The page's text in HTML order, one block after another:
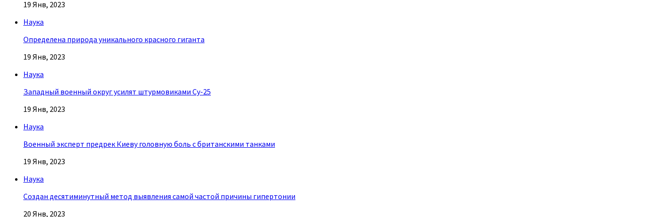
19 Янв, 2023
Наука
Определена природа уникального красного гиганта
19 Янв, 2023
Наука
Западный военный округ усилят штурмовиками Су-25
19 Янв, 2023
Наука
Военный эксперт предрек Киеву головную боль с британскими танками
19 Янв, 2023
Наука
Создан десятиминутный метод выявления самой частой причины гипертонии
20 Янв, 2023